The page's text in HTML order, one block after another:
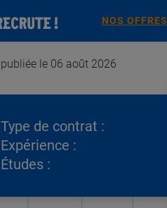
NOS OFFRES
publiée le 06 août 2026
Type de contrat :
Expérience :
Études :